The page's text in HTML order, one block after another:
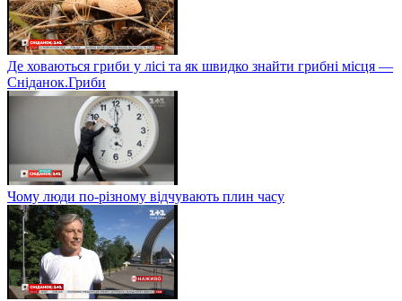
Де ховаються гриби у лісі та як швидко знайти грибні місця —
Сніданок.Гриби
Чому люди по-різному відчувають плин часу